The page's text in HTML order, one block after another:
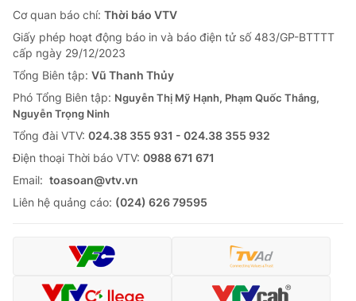
Cơ quan báo chí: Thời báo VTV
Giấy phép hoạt động báo in và báo điện tử số 483/GP-BTTTT
cấp ngày 29/12/2023
Tổng Biên tập: Vũ Thanh Thủy
Phó Tổng Biên tập: Nguyễn Thị Mỹ Hạnh, Phạm Quốc Thắng,
Nguyễn Trọng Ninh
Tổng đài VTV: 024.38 355 931 - 024.38 355 932
Ðiện thoại Thời báo VTV: 0988 671 671
Email: toasoan@vtv.vn
Liên hệ quảng cáo: (024) 626 79595